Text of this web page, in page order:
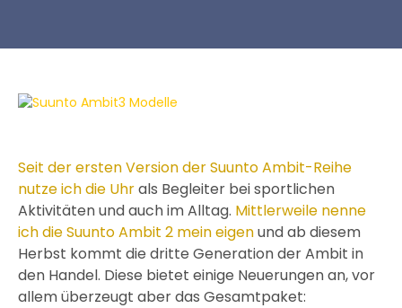
Seit der ersten Version der Suunto Ambit-Reihe
nutze ich die Uhrals Begleiter bei sportlichen
Aktivitäten und auch im Alltag. Mittlerweile nenne
ich die Suunto Ambit 2 mein eigenund ab diesem
Herbst kommt die dritte Generation der Ambit in
den Handel. Diese bietet einige Neuerungen an, vor
allem überzeugt aber das Gesamtpaket: